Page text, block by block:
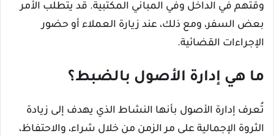
وقتهم في الداخل وفي المباني المكتبية. قد يتطلب الأمر
بعض السفر، ومع ذلك، عند زيارة العملاء أو حضور
الإجراءات القضائية.
ما هي إدارة الأصول بالضبط؟
تُعرف إدارة الأصول بأنها النشاط الذي يهدف إلى زيادة
الثروة الإجمالية على مر الزمن من خلال شراء، والاحتفاظ،